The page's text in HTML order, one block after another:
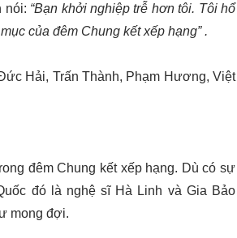
nói: “Bạn khởi nghiệp trễ hơn tôi. Tôi hổ
của đêm Chung kết xếp hạng” .
Hải, Trấn Thành, Phạm Hương, Việt
đêm Chung kết xếp hạng. Dù có sự
đó là nghệ sĩ Hà Linh và Gia Bảo
mong đợi.